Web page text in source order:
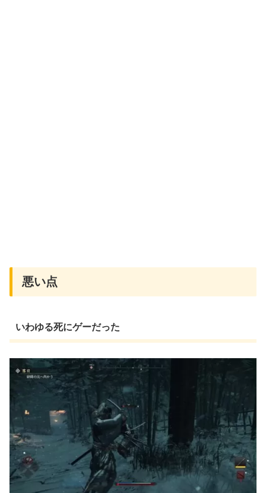
悪い点
いわゆる死にゲーだった